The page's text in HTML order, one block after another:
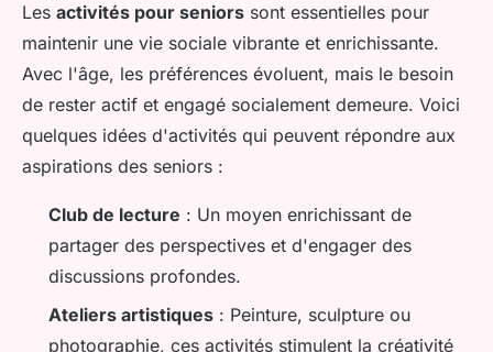
Les activités pour seniors sont essentielles pour
maintenir une vie sociale vibrante et enrichissante.
Avec l'âge, les préférences évoluent, mais le besoin
de rester actif et engagé socialement demeure. Voici
quelques idées d'activités qui peuvent répondre aux
aspirations des seniors :
Club de lecture : Un moyen enrichissant de
partager des perspectives et d'engager des
discussions profondes.
Ateliers artistiques : Peinture, sculpture ou
photographie, ces activités stimulent la créativité